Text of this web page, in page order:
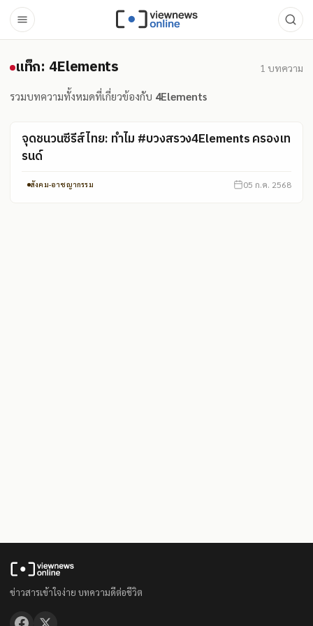
แท็ก: 4Elements
แท็ก: 4Elements 1 บทความ
รวมบทความทั้งหมดที่เกี่ยวข้องกับ 4Elements
จุดชนวนซีรีส์ไทย: ทำไม #บวงสรวง4Elements ครองเท
รนด์
สังคม-อาชญากรรม 05 ก.ค. 2568
ข่าวสารเข้าใจง่าย บทความดีต่อชีวิต